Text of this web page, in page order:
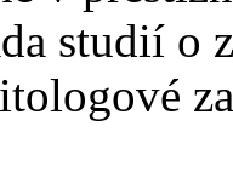
studií o